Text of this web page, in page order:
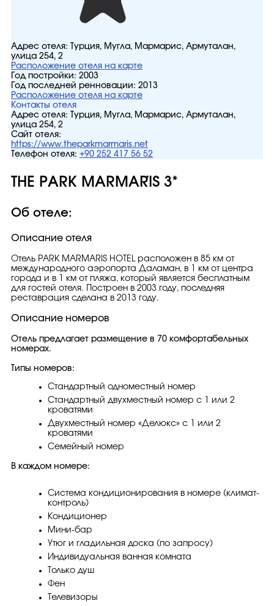
Адрес отеля:
Турция, Мугла, Мармарис, Армуталан,
улица 254, 2
Расположение отеля на карте
Год постройки: 2003
Год последней ренновации: 2013
Расположение отеля на карте
Контакты отеля
Адрес отеля:
Турция, Мугла, Мармарис, Армуталан,
улица 254, 2
Сайт отеля:
https://www.theparkmarmaris.net
Телефон отеля: +90 252 417 56 52
THE PARK MARMARİS 3*
Об отеле:
Описание отеля
Отель PARK MARMARIS HOTEL расположен в 85 км от
международного аэропорта Даламан, в 1 км от центра
города и в 1 км от пляжа, который является бесплатным
для гостей отеля. Построен в 2003 году, последняя
реставрация сделана в 2013 году.
Описание номеров
Отель предлагает размещение в 70 комфортабельных
номерах.
Типы номеров:
Стандартный одноместный номер
Стандартный двухместный номер с 1 или 2
кроватями
Двухместный номер «Делюкс» с 1 или 2
кроватями
Семейный номер
В каждом номере:
Система кондиционирования в номере (климат-
контроль)
Кондиционер
Мини-бар
Утюг и гладильная доска (по запросу)
Индивидуальная ванная комната
Только душ
Фен
Телевизоры